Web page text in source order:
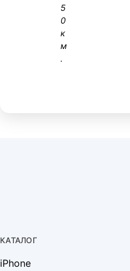
5
0
к
м
.
КАТАЛОГ
iPhone